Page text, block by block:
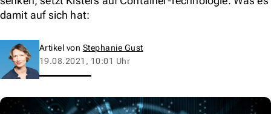
damit auf sich hat:
Artikel von Stephanie Gust
19.08.2021, 10:01 Uhr